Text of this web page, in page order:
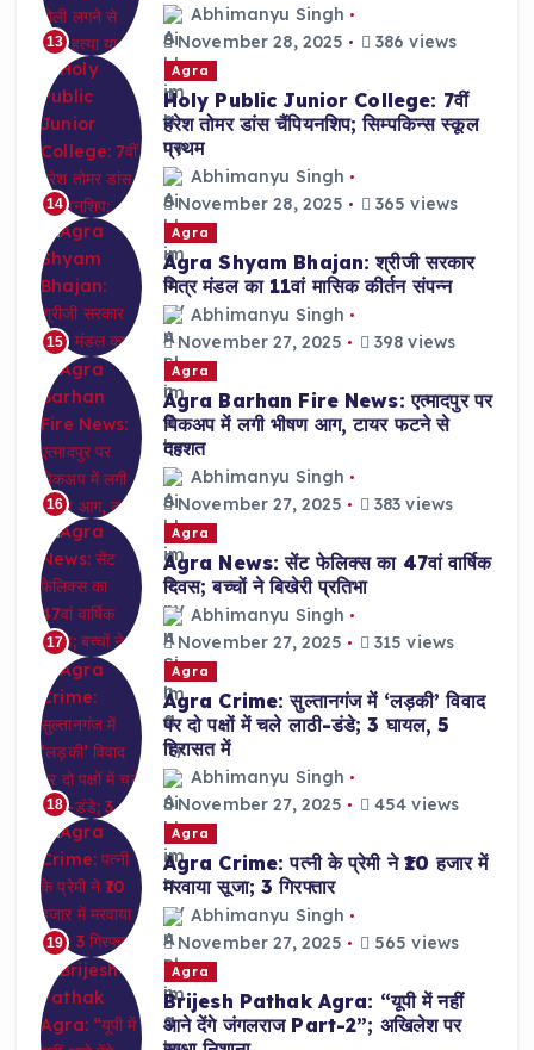
13
Abhimanyu Singh
November 28, 2025
386 views
14
Agra
Holy Public Junior College: 7वीं
हरेश तोमर डांस चैंपियनशिप; सिम्पकिन्स स्कूल
प्रथम
Abhimanyu Singh
November 28, 2025
365 views
15
Agra
Agra Shyam Bhajan: श्रीजी सरकार
मित्र मंडल का 11वां मासिक कीर्तन संपन्न
Abhimanyu Singh
November 27, 2025
398 views
16
Agra
Agra Barhan Fire News: एत्मादपुर पर
पिकअप में लगी भीषण आग, टायर फटने से
दहशत
Abhimanyu Singh
November 27, 2025
383 views
17
Agra
Agra News: सेंट फेलिक्स का 47वां वार्षिक
दिवस; बच्चों ने बिखेरी प्रतिभा
Abhimanyu Singh
November 27, 2025
315 views
18
Agra
Agra Crime: सुल्तानगंज में ‘लड़की’ विवाद
पर दो पक्षों में चले लाठी-डंडे; 3 घायल, 5
हिरासत में
Abhimanyu Singh
November 27, 2025
454 views
19
Agra
Agra Crime: पत्नी के प्रेमी ने ₹10 हजार में
मरवाया सूजा; 3 गिरफ्तार
Abhimanyu Singh
November 27, 2025
565 views
Agra
Brijesh Pathak Agra: “यूपी में नहीं
आने देंगे जंगलराज Part-2”; अखिलेश पर